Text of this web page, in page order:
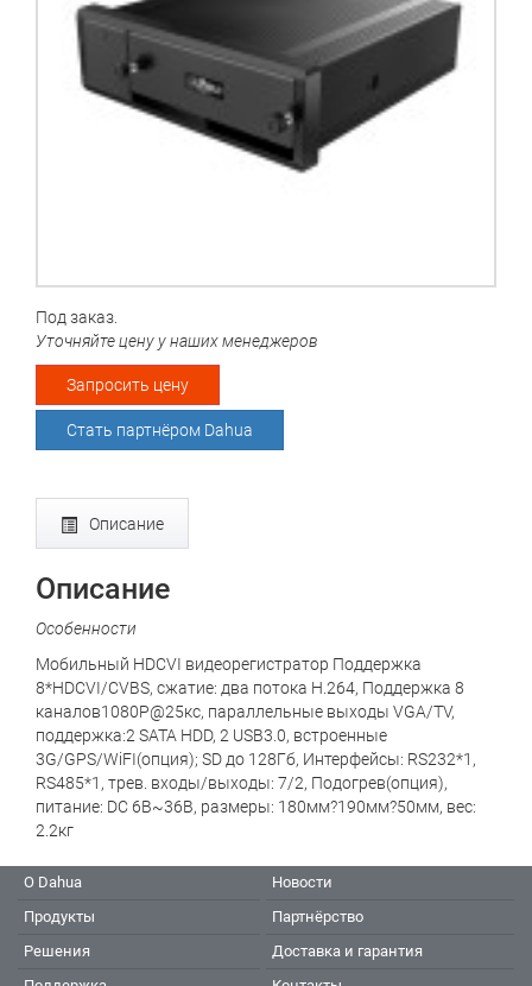
Под заказ.
Уточняйте цену у наших менеджеров
Запросить цену
Стать партнёром Dahua
Описание
Описание
Особенности
Мобильный HDCVI видеорегистратор Поддержка
8*HDCVI/CVBS, сжатие: два потока H.264, Поддержка 8
каналов1080P@25кс, параллельные выходы VGA/TV,
поддержка:2 SATA HDD, 2 USB3.0, встроенные
3G/GPS/WiFI(опция); SD до 128Гб, Интерфейсы: RS232*1,
RS485*1, трев. входы/выходы: 7/2, Подогрев(опция),
питание: DC 6В~36В, размеры: 180мм?190мм?50мм, вес:
2.2кг
О Dahua
Продукты
Решения
Новости
Партнёрство
Доставка и гарантия